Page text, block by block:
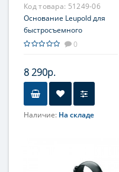
Код товара: 51249-06
Основание Leupold для
быстросъемного
кронштейна, на Browning
0
8 290р.
Наличие: На складе